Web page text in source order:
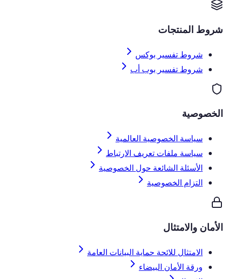
شروط المنتجات
شروط تفسير بوكس
شروط تفسير بوب أب
الخصوصية
سياسة الخصوصية العالمية
سياسة ملفات تعريف الارتباط
الأسئلة الشائعة حول الخصوصية
التزام الخصوصية
الأمان والامتثال
الامتثال للائحة حماية البيانات العامة
ورقة الأمان البيضاء